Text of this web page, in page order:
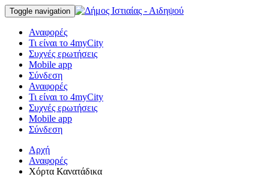
Toggle navigation
Αναφορές
Τι είναι το 4myCity
Συχνές ερωτήσεις
Mobile app
Σύνδεση
Αναφορές
Τι είναι το 4myCity
Συχνές ερωτήσεις
Mobile app
Σύνδεση
Αρχή
Αναφορές
Χόρτα Κανατάδικα